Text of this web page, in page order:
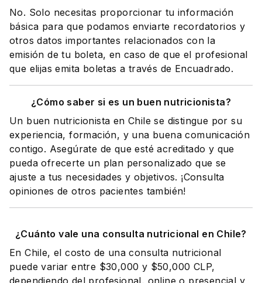
No. Solo necesitas proporcionar tu información
básica para que podamos enviarte recordatorios y
otros datos importantes relacionados con la
emisión de tu boleta, en caso de que el profesional
que elijas emita boletas a través de Encuadrado.
¿Cómo saber si es un buen nutricionista?
Un buen nutricionista en Chile se distingue por su
experiencia, formación, y una buena comunicación
contigo. Asegúrate de que esté acreditado y que
pueda ofrecerte un plan personalizado que se
ajuste a tus necesidades y objetivos. ¡Consulta
opiniones de otros pacientes también!
¿Cuánto vale una consulta nutricional en Chile?
En Chile, el costo de una consulta nutricional
puede variar entre $30,000 y $50,000 CLP,
dependiendo del profesional, online o presencial y